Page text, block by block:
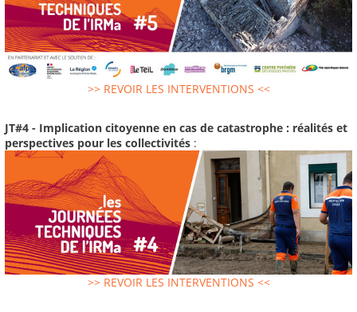
>> REVOIR LES INTERVENTIONS <<
JT#4 - Implication citoyenne en cas de catastrophe : réalités et
perspectives pour les collectivités :
>> REVOIR LES INTERVENTIONS <<